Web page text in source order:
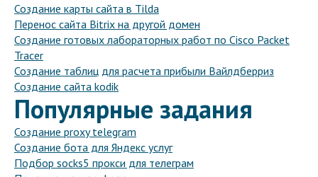
Создание карты сайта в Tilda
Перенос сайта Bitrix на другой домен
Создание готовых лабораторных работ по Cisco Packet
Tracer
Создание таблиц для расчета прибыли Вайлдберриз
Создание сайта kodik
Популярные задания
Создание proxy telegram
Создание бота для Яндекс услуг
Подбор socks5 прокси для телеграм